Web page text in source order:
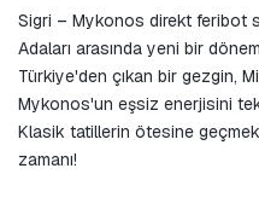
Sigri – Mykonos direkt feribot
Adaları arasında yeni bir
Türkiye'den çıkan bir gezgin,
Mykonos'un eşsiz enerjisini
Klasik tatillerin ötesine
zamanı!